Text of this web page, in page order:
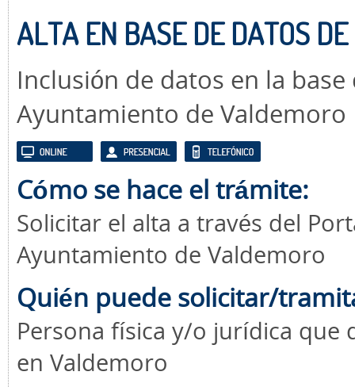
ALTA EN BASE DE DATOS
Inclusión de datos en la
Ayuntamiento de Valdemoro
Cómo se hace el trámite:
Solicitar el alta a través del
Ayuntamiento de Valdemoro
Quién puede solicitar/
Persona física y/o jurídica que
en Valdemoro